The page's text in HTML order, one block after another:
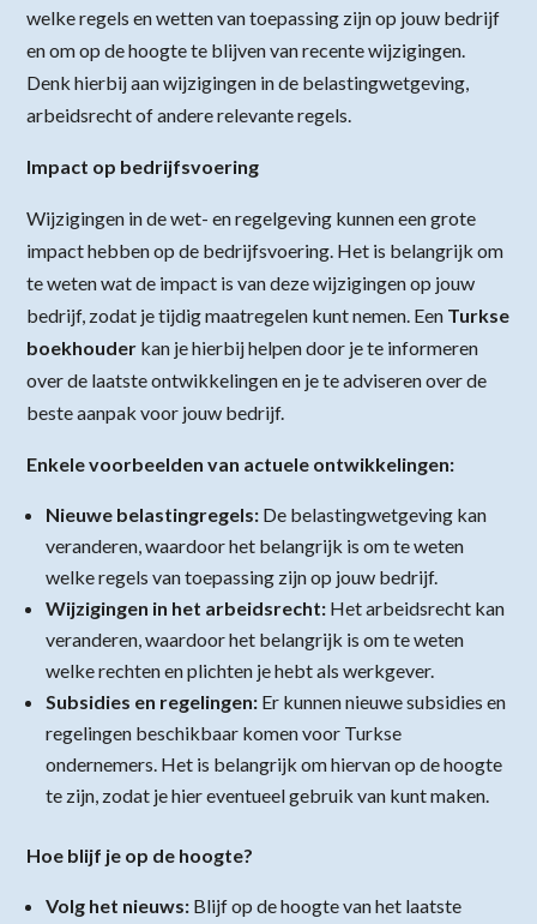
welke regels en wetten van toepassing zijn op jouw bedrijf
en om op de hoogte te blijven van recente wijzigingen.
Denk hierbij aan wijzigingen in de belastingwetgeving,
arbeidsrecht of andere relevante regels.
Impact op bedrijfsvoering
Wijzigingen in de wet- en regelgeving kunnen een grote
impact hebben op de bedrijfsvoering. Het is belangrijk om
te weten wat de impact is van deze wijzigingen op jouw
bedrijf, zodat je tijdig maatregelen kunt nemen. Een Turkse
boekhouder kan je hierbij helpen door je te informeren
over de laatste ontwikkelingen en je te adviseren over de
beste aanpak voor jouw bedrijf.
Enkele voorbeelden van actuele ontwikkelingen:
Nieuwe belastingregels: De belastingwetgeving kan
veranderen, waardoor het belangrijk is om te weten
welke regels van toepassing zijn op jouw bedrijf.
Wijzigingen in het arbeidsrecht: Het arbeidsrecht kan
veranderen, waardoor het belangrijk is om te weten
welke rechten en plichten je hebt als werkgever.
Subsidies en regelingen: Er kunnen nieuwe subsidies en
regelingen beschikbaar komen voor Turkse
ondernemers. Het is belangrijk om hiervan op de hoogte
te zijn, zodat je hier eventueel gebruik van kunt maken.
Hoe blijf je op de hoogte?
Volg het nieuws: Blijf op de hoogte van het laatste